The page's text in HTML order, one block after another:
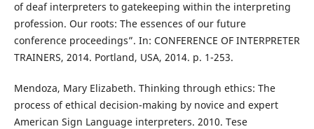
of deaf interpreters to gatekeeping within the interpreting
profession. Our roots: The essences of our future
conference proceedings”. In: CONFERENCE OF INTERPRETER
TRAINERS, 2014. Portland, USA, 2014. p. 1-253.
Mendoza, Mary Elizabeth. Thinking through ethics: The
process of ethical decision-making by novice and expert
American Sign Language interpreters. 2010. Tese